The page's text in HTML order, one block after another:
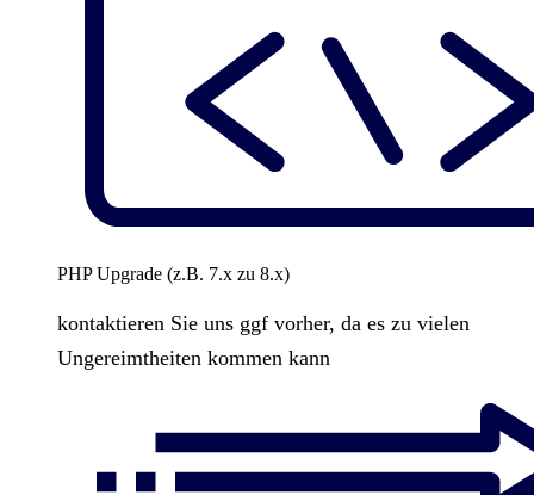
PHP Upgrade (z.B. 7.x zu 8.x)
kontaktieren Sie uns ggf vorher, da es zu vielen
Ungereimtheiten kommen kann